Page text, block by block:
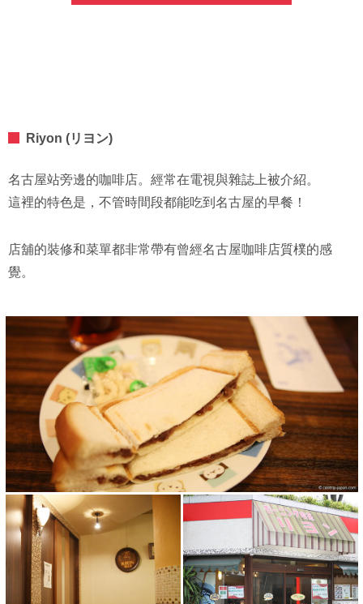
Riyon (リヨン)
名古屋站旁邊的咖啡店。經常在電視與雜誌上被介紹。
這裡的特色是，不管時間段都能吃到名古屋的早餐！
店舖的裝修和菜單都非常帶有曾經名古屋咖啡店質樸的感
覺。